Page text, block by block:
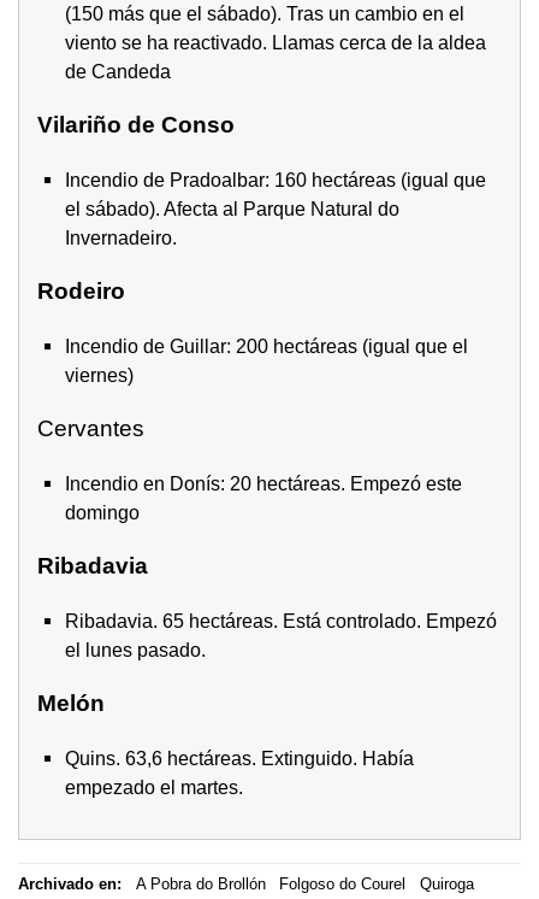
(150 más que el sábado). Tras un cambio en el
viento se ha reactivado. Llamas cerca de la aldea
de Candeda
Vilariño de Conso
Incendio de Pradoalbar: 160 hectáreas (igual que
el sábado). Afecta al Parque Natural do
Invernadeiro.
Rodeiro
Incendio de Guillar: 200 hectáreas (igual que el
viernes)
Cervantes
Incendio en Donís: 20 hectáreas. Empezó este
domingo
Ribadavia
Ribadavia. 65 hectáreas. Está controlado. Empezó
el lunes pasado.
Melón
Quins. 63,6 hectáreas. Extinguido. Había
empezado el martes.
Archivado en: A Pobra do Brollón Folgoso do Courel
Quiroga